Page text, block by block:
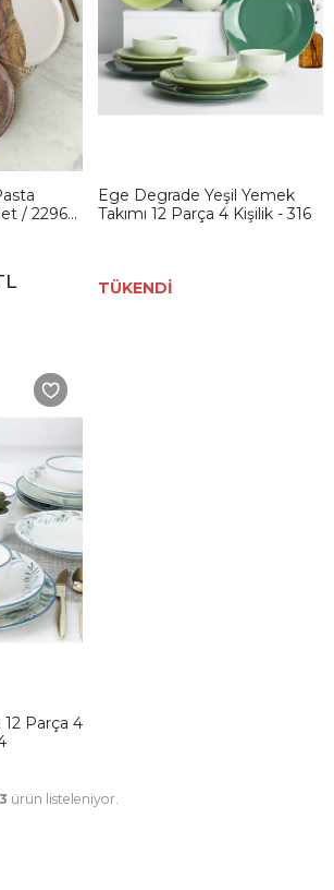
/ 22969-
Ege Degrade Yeşil Yemek
Takımı 12 Parça 4 Kişilik - 316
TÜKENDİ
12 Parça 4
3 ürün listeleniyor.